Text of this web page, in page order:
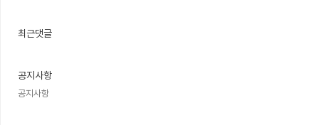
인
최근댓글
공지사항
공지사항